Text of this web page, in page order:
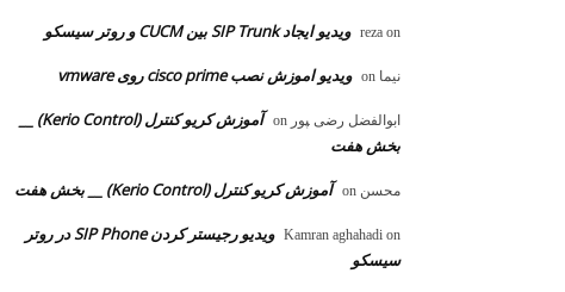
reza on ویدیو ایجاد SIP Trunk بین CUCM و روتر سیسکو
نیما ویدیو اموزش نصب cisco prime روی vmware
ابوالفضل رضی ‍‍پور
آموزش کریو کنترل (Kerio Control) __
بخش هفت
محسن آموزش کریو کنترل (Kerio Control) __ بخش هفت
Kamran aghahadi on
ویدیو رجیستر کردن SIP Phone در روتر
سیسکو